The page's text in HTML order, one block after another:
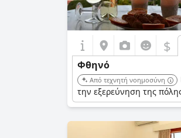
$
Φθηνό
Από τεχνητή νοημοσύνη
την εξερεύνηση της